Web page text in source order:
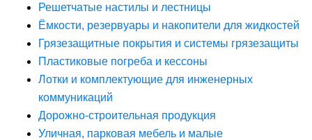
Решетчатые настилы и лестницы
Ёмкости, резервуары и накопители для жидкостей
Грязезащитные покрытия и системы грязезащиты
Пластиковые погреба и кессоны
Лотки и комплектующие для инженерных
коммуникаций
Дорожно-строительная продукция
Уличная, парковая мебель и малые